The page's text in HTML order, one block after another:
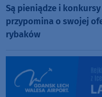
Są pieniądze i konkursy
przypomina o swojej
rybaków